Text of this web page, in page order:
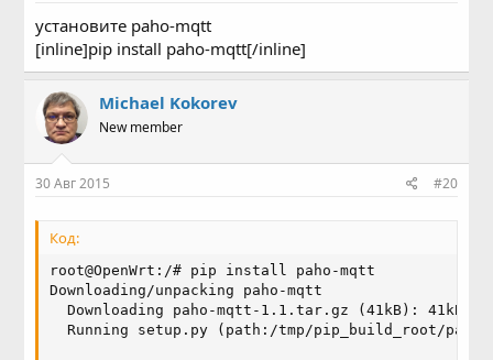
установите paho-mqtt
[inline]pip install paho-mqtt[/inline]
Michael Kokorev
New member
30 Авг 2015 #20
Код:
root@OpenWrt:/# pip install paho-mqtt
Downloading/unpacking paho-mqtt
Downloading paho-mqtt-1.1.tar.gz (41kB): 41kB
Running setup.py (path:/tmp/pip_build_root/